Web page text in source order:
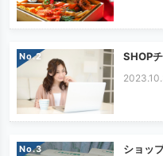
No. SHOP
No.
ショッ